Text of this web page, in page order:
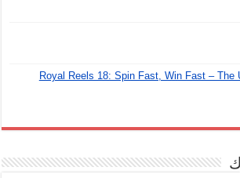
Royal Reels 18: Spin Fast, Win Fast – The